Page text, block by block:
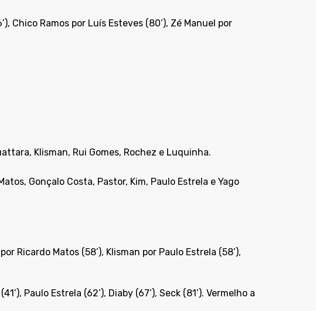
Chico Ramos por Luís Esteves (80’), Zé Manuel por
Klisman, Rui Gomes, Rochez e Luquinha.
Gonçalo Costa, Pastor, Kim, Paulo Estrela e Yago
Ricardo Matos (58’), Klisman por Paulo Estrela (58’),
Paulo Estrela (62’), Diaby (67’), Seck (81’). Vermelho a